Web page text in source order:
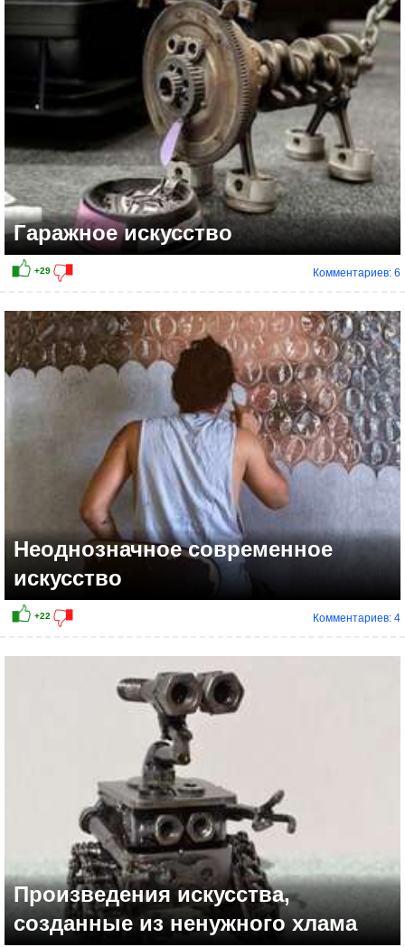
+17
Гаражное искусство
Комментариев: 6
Неоднозначное современное
искусство
Комментариев: 4
Произведения искусства,
созданные из ненужного хлама